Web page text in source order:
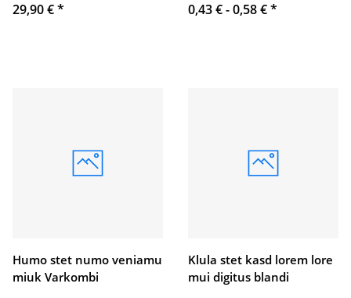
29,90 €* 0,43 € -0,58 €*
Humo stet numo veniamu
miuk Varkombi
Klula stet kasd lorem lore
mui digitus blandi